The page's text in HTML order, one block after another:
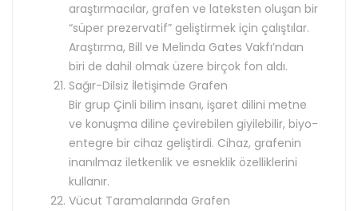
araştırmacılar, grafen ve lateksten oluşan bir
“süper prezervatif” geliştirmek için çalıştılar.
Araştırma, Bill ve Melinda Gates Vakfı’ndan
biri de dahil olmak üzere birçok fon aldı.
Sağır-Dilsiz İletişimde Grafen
Bir grup Çinli bilim insanı, işaret dilini metne
ve konuşma diline çevirebilen giyilebilir, biyo-
entegre bir cihaz geliştirdi. Cihaz, grafenin
inanılmaz iletkenlik ve esneklik özelliklerini
kullanır.
Vücut Taramalarında Grafen